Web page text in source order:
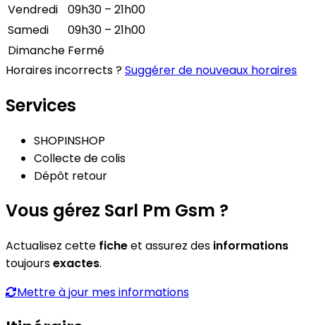
Vendredi
09h30 – 21h00
Samedi
09h30 – 21h00
Dimanche Fermé
Horaires incorrects ?Suggérer de nouveaux horaires
Services
SHOPINSHOP
Collecte de colis
Dépôt retour
Vous gérez Sarl Pm Gsm ?
Actualisez cette ficheet assurez des informations
toujoursexactes.
Mettre à jour mes informations